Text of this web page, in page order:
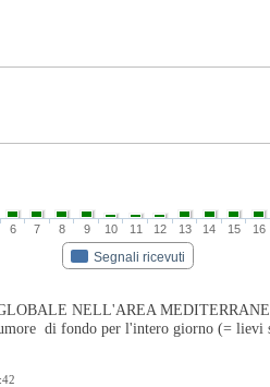
Segnali ricevuti
6 7 8 9 10 11 12 13 14 15 16
NELL'AREA
di fondo per l'intero giorno (= lievi